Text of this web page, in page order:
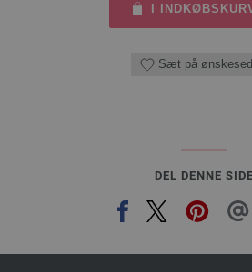
I
Sæt på
DEL DENNE SIDE